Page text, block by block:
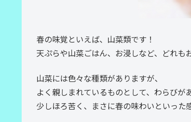
春の味覚といえば、山菜類です！
天ぷらや山菜ごはん、お浸しなど、どれも
山菜には色々な種類がありますが、
よく親しまれているものとして、わらびが
少しほろ苦く、まさに春の味わいといった